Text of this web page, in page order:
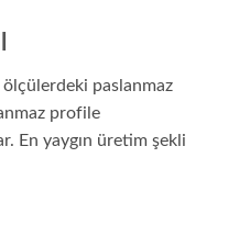
paslanmaz
profile
En yaygın üretim şekli